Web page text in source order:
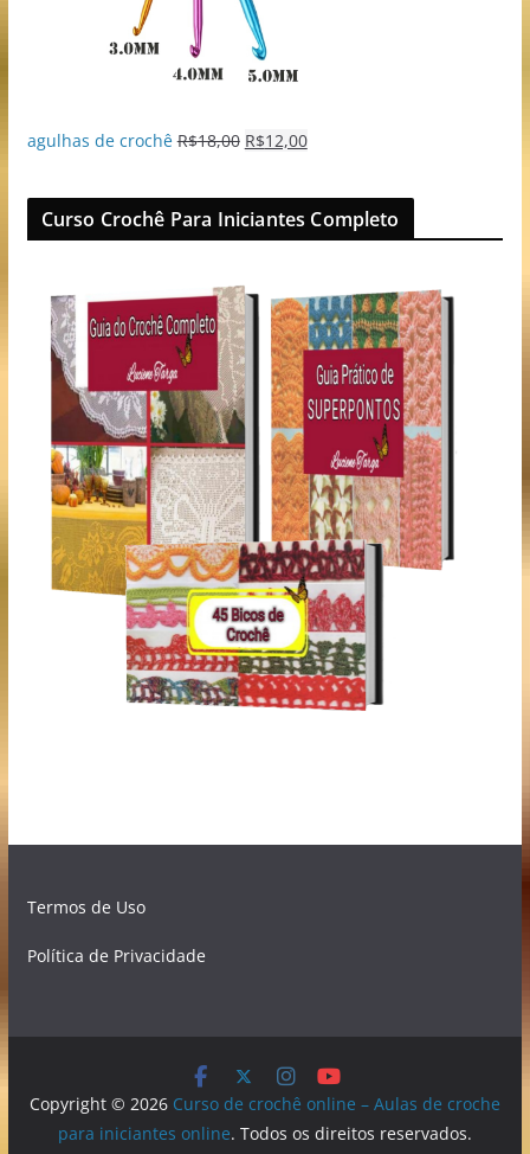
agulhas de crochê R$18,00 R$12,00
Curso Crochê Para Iniciantes Completo
Termos de Uso
Política de Privacidade
Copyright © 2026 Curso de crochê online – Aulas de croche
para iniciantes online. Todos os direitos reservados.